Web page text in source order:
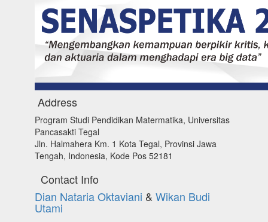
Address
Program Studi Pendidikan Matermatika, Universitas
Pancasakti Tegal
Jln. Halmahera Km. 1 Kota Tegal, Provinsi Jawa
Tengah, Indonesia, Kode Pos 52181
Contact Info
Dian Nataria Oktaviani & Wikan Budi
Utami